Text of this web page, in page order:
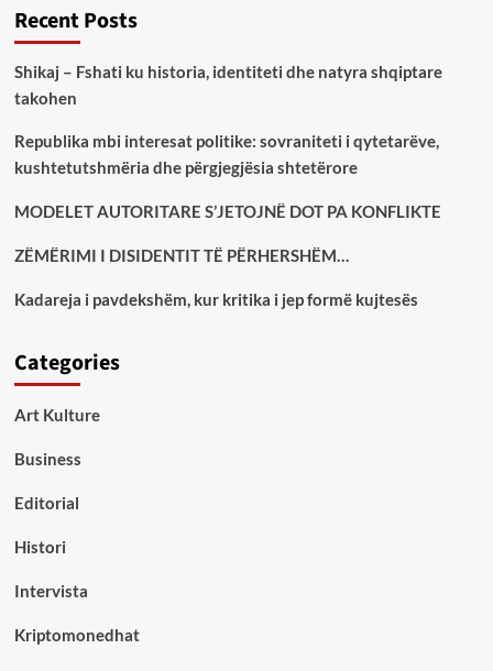
Recent Posts
Shikaj – Fshati ku historia, identiteti dhe natyra shqiptare
takohen
Republika mbi interesat politike: sovraniteti i qytetarëve,
kushtetutshmëria dhe përgjegjësia shtetërore
MODELET AUTORITARE S’JETOJNË DOT PA KONFLIKTE
ZËMËRIMI I DISIDENTIT TË PËRHERSHËM…
Kadareja i pavdekshëm, kur kritika i jep formë kujtesës
Categories
Art Kulture
Business
Editorial
Histori
Intervista
Kriptomonedhat